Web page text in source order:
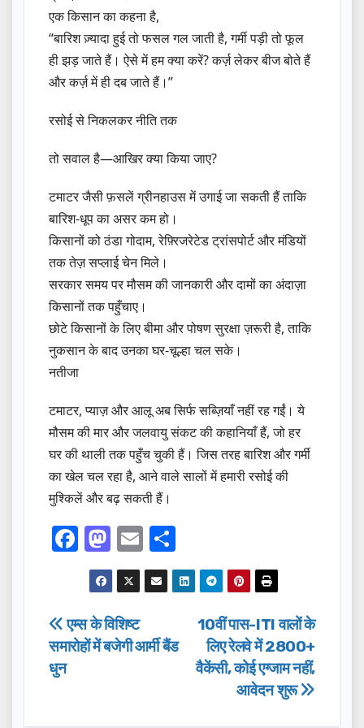
एक किसान का कहना है,
“बारिश ज़्यादा हुई तो फसल गल जाती है, गर्मी पड़ी तो फूल
ही झड़ जाते हैं। ऐसे में हम क्या करें? कर्ज़ लेकर बीज बोते हैं
और कर्ज़ में ही दब जाते हैं।”
रसोई से निकलकर नीति तक
तो सवाल है—आखिर क्या किया जाए?
टमाटर जैसी फ़सलें ग्रीनहाउस में उगाई जा सकती हैं ताकि
बारिश-धूप का असर कम हो।
किसानों को ठंडा गोदाम, रेफ़्रिजरेटेड ट्रांसपोर्ट और मंडियों
तक तेज़ सप्लाई चेन मिले।
सरकार समय पर मौसम की जानकारी और दामों का अंदाज़ा
किसानों तक पहुँचाए।
छोटे किसानों के लिए बीमा और पोषण सुरक्षा ज़रूरी है, ताकि
नुकसान के बाद उनका घर-चूल्हा चल सके।
नतीजा
टमाटर, प्याज़ और आलू अब सिर्फ सब्ज़ियाँ नहीं रह गईं। ये
मौसम की मार और जलवायु संकट की कहानियाँ हैं, जो हर
घर की थाली तक पहुँच चुकी हैं। जिस तरह बारिश और गर्मी
का खेल चल रहा है, आने वाले सालों में हमारी रसोई की
मुश्किलें और बढ़ सकती हैं।
F
a
c
e
b
k
M
a
st
o
d
E
m
ail
h
ar
Post
navigation
10वीं पास-ITI वालों के
लिए रेलवे में 2800+
वैकेंसी, कोई एग्जाम नहीं,
आवेदन शुरू
एम्स के विशिष्ट
समारोहों में बजेगी आर्मी बैंड
धुन